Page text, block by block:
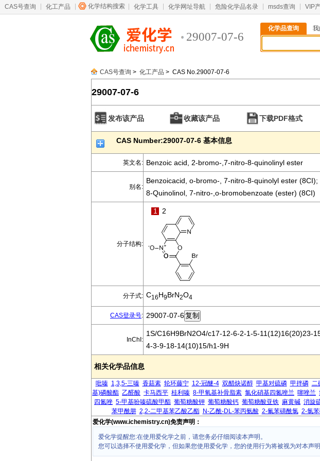
CAS号查询 化工产品 化学结构搜索 化学工具 化学网址导航 危险化学品名录 msds查询 VIP
29007-07-6
化学品查询 我
CAS号查询 > 化工产品 > CAS No.29007-07-6
29007-07-6
发布该产品 收藏该产品 下载PDF格式
CAS Number:29007-07-6 基本信息
英文名: Benzoic acid, 2-bromo-,7-nitro-8-quinolinyl ester
别名:
Benzoicacid, o-bromo-, 7-nitro-8-quinolyl ester (8CI);
8-Quinolinol, 7-nitro-,o-bromobenzoate (ester) (8CI)
分子结构:
1 2
分子式: C16H9BrN2O4
CAS登录号: 29007-07-6
InChI:
1S/C16H9BrN2O4/c17-12-6-2-1-5-11(12)16(20)23-
4-3-9-18-14(10)15/h1-9H
相关化学品信息
吡嗪 1,3,5-三嗪 香菇素 轮环藤宁 12-冠醚-4 双醋炔诺醇 甲基对硫磷 甲拌磷 二
基)磷酸酯 乙醛酸 卡马西平 桂利嗪 8-甲氧基补骨脂素 氯化硝基四氮唑兰 噻唑兰
四氮唑 5-甲基吩嗪硫酸甲酯 葡萄糖酸钾 葡萄糖酸钙 葡萄糖酸亚铁 麻黄碱 消旋
苯甲酰肼 2,2-二甲基苯乙酸乙酯 N-乙酰-DL-苯丙氨酸 2-氟苯磺酰氯 2-氯
爱化学(www.ichemistry.cn)免责声明：
爱化学提醒您:在使用爱化学之前，请您务必仔细阅读本声明。
您可以选择不使用爱化学，但如果您使用爱化学，您的使用行为将被视为对本声明